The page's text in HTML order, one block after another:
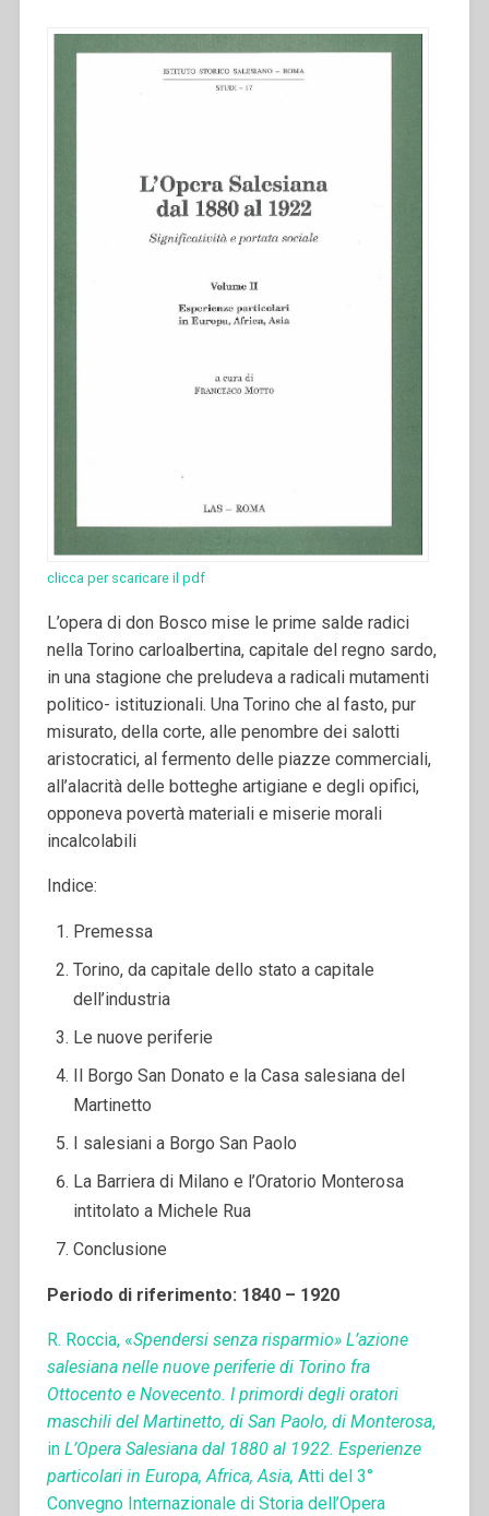
clicca per scaricare il pdf
L’opera di don Bosco mise le prime salde radici
nella Torino carloalbertina, capitale del regno sardo,
in una stagione che preludeva a radicali mutamenti
politico- istituzionali. Una Torino che al fasto, pur
misurato, della corte, alle penombre dei salotti
aristocratici, al fermento delle piazze commerciali,
all’alacrità delle botteghe artigiane e degli opifici,
opponeva povertà materiali e miserie morali
incalcolabili
Indice:
Premessa
Torino, da capitale dello stato a capitale
dell’industria
Le nuove periferie
Il Borgo San Donato e la Casa salesiana del
Martinetto
I salesiani a Borgo San Paolo
La Barriera di Milano e l’Oratorio Monterosa
intitolato a Michele Rua
Conclusione
Periodo di riferimento: 1840 – 1920
R. Roccia, «Spendersi senza risparmio» L’azione
salesiana nelle nuove periferie di Torino fra
Ottocento e Novecento. I primordi degli oratori
maschili del Martinetto, di San Paolo, di Monterosa,
in L’Opera Salesiana dal 1880 al 1922. Esperienze
particolari in Europa, Africa, Asia, Atti del 3°
Convegno Internazionale di Storia dell’Opera